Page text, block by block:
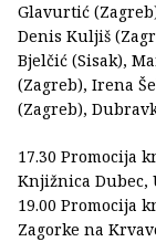
Glavurtić
Denis Kuljiš
Bjelčić (Sisak),
(Zagreb), Irena
(Zagreb),
17.30 Promocija
Knjižnica Dubec,
19.00 Promocija
Zagorke na